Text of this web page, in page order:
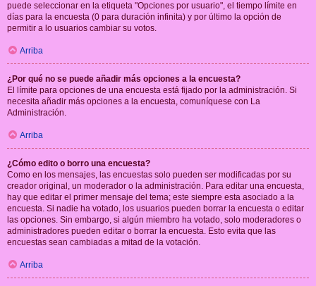
puede seleccionar en la etiqueta "Opciones por usuario", el tiempo límite en
días para la encuesta (0 para duración infinita) y por último la opción de
permitir a lo usuarios cambiar su votos.
Arriba
¿Por qué no se puede añadir más opciones a la encuesta?
El límite para opciones de una encuesta está fijado por la administración. Si
necesita añadir más opciones a la encuesta, comuníquese con La
Administración.
Arriba
¿Cómo edito o borro una encuesta?
Como en los mensajes, las encuestas solo pueden ser modificadas por su
creador original, un moderador o la administración. Para editar una encuesta,
hay que editar el primer mensaje del tema; este siempre esta asociado a la
encuesta. Si nadie ha votado, los usuarios pueden borrar la encuesta o editar
las opciones. Sin embargo, si algún miembro ha votado, solo moderadores o
administradores pueden editar o borrar la encuesta. Esto evita que las
encuestas sean cambiadas a mitad de la votación.
Arriba